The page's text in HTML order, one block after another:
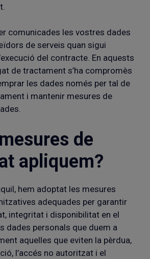
comunicades les vostres dades
de serveis quan sigui
del contracte. En aquests
de tractament s’ha compromès
les dades només per tal de
i mantenir mesures de
de
apliquem?
hem adoptat les mesures
adequades per garantir
integritat i disponibilitat en el
dades personals que duem a
aquelles que eviten la pèrdua,
l’accés no autoritzat i el